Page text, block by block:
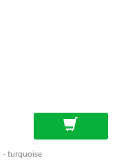
- turquoise